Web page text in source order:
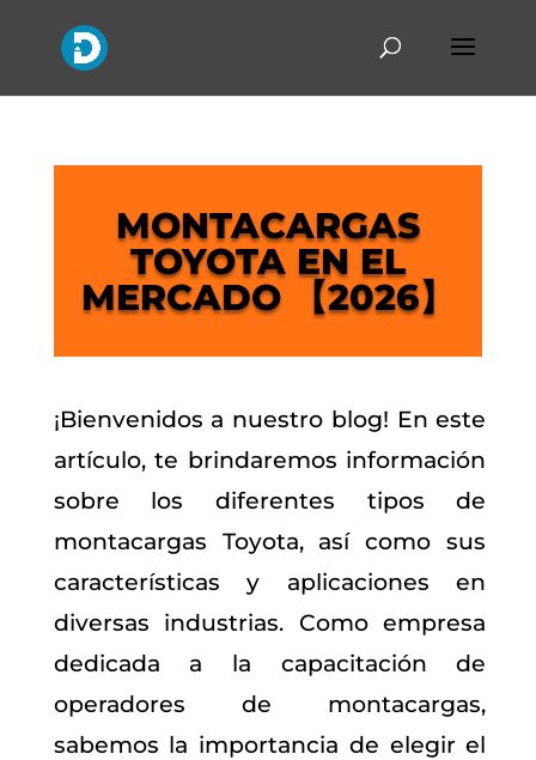
MONTACARGAS
TOYOTA EN EL
MERCADO 【2026】
¡Bienvenidos a nuestro blog! En este
artículo, te brindaremos información
sobre los diferentes tipos de
montacargas Toyota, así como sus
características y aplicaciones en
diversas industrias. Como empresa
dedicada a la capacitación de
operadores de montacargas,
sabemos la importancia de elegir el